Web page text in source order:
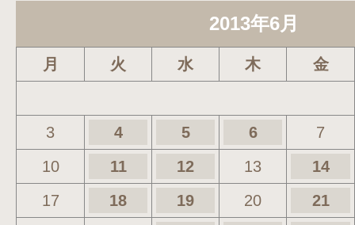
2013年6月
月 火 水 木 金
3 4 5 6
7
10
11 12 13
14
17
18 19 20
21